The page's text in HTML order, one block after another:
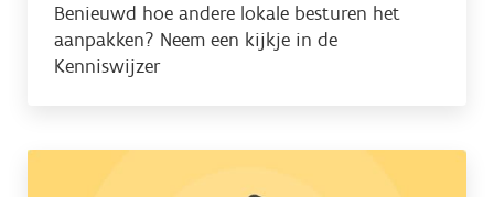
Benieuwd hoe andere lokale besturen het
aanpakken? Neem een kijkje in de
Kenniswijzer